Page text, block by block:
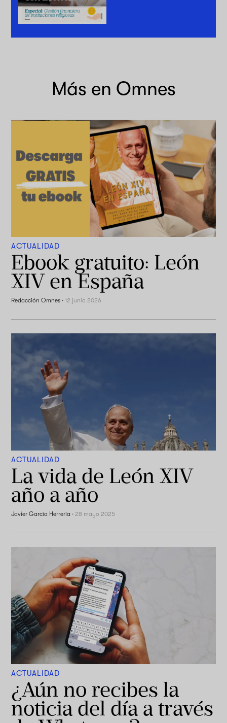
Más en Omnes
ACTUALIDAD
Ebook gratuito: León
XIV en España
Redacción Omnes ·12 junio 2026
ACTUALIDAD
La vida de León XIV
año a año
Javier García Herrería ·28 mayo 2025
ACTUALIDAD
¿Aún no recibes la
noticia del día a través